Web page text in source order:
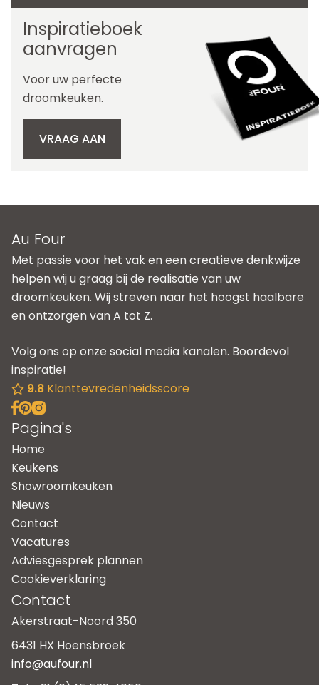
Inspiratieboek
aanvragen
Voor uw perfecte
droomkeuken.
VRAAG AAN
Au Four
Met passie voor het vak en een creatieve denkwijze
helpen wij u graag bij de realisatie van uw
droomkeuken. Wij streven naar het hoogst haalbare
en ontzorgen van A tot Z.
Volg ons op onze social media kanalen. Boordevol
inspiratie!
9.8 Klanttevredenheidsscore
Pagina's
Home
Keukens
Showroomkeuken
Nieuws
Contact
Vacatures
Adviesgesprek plannen
Cookieverklaring
Contact
Akerstraat-Noord 350
6431 HX Hoensbroek
info@aufour.nl